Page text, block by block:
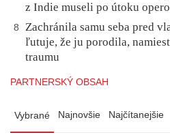
z Indie museli po útoku
8
Zachránila samu seba pred
ľutuje, že ju porodila,
traumu
PARTNERSKÝ OBSAH
Vybrané Najnovšie Najčítanejšie